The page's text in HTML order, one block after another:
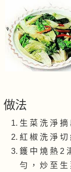
做法
生 菜 洗 淨 摘
紅 椒 洗 淨 切
鑊 中 燒 熱 2
勻 ， 炒 至 生